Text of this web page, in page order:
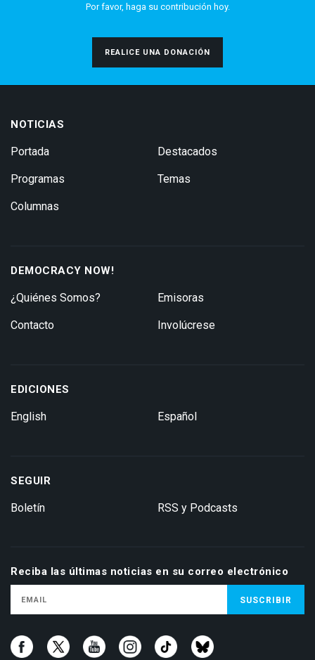
Por favor, haga su contribución hoy.
REALICE UNA DONACIÓN
NOTICIAS
Portada
Programas
Columnas
Destacados
Temas
DEMOCRACY NOW!
¿Quiénes Somos?
Contacto
Emisoras
Involúcrese
EDICIONES
English Español
SEGUIR
Boletín RSS y Podcasts
Reciba las últimas noticias en su correo electrónico